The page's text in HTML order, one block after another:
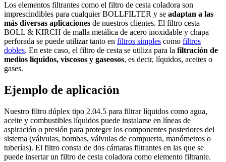
Los elementos filtrantes como el filtro de cesta coladora son
imprescindibles para cualquier BOLLFILTER y se adaptan a las
más diversas aplicaciones de nuestros clientes. El filtro cesta
BOLL & KIRCH de malla metálica de acero inoxidable y chapa
perforada se puede utilizar tanto en filtros simples como filtros
dobles. En este caso, el filtro de cesta se utiliza para la filtración de
medios líquidos, viscosos y gaseosos, es decir, líquidos, aceites o
gases.
Ejemplo de aplicación
Nuestro filtro dúplex tipo 2.04.5 para filtrar líquidos como agua,
aceite y combustibles líquidos puede instalarse en líneas de
aspiración o presión para proteger los componentes posteriores del
sistema (válvulas, bombas, válvulas de compuerta, manómetros o
tuberías). El filtro consta de dos cámaras filtrantes en las que se
puede insertar un filtro de cesta coladora como elemento filtrante.